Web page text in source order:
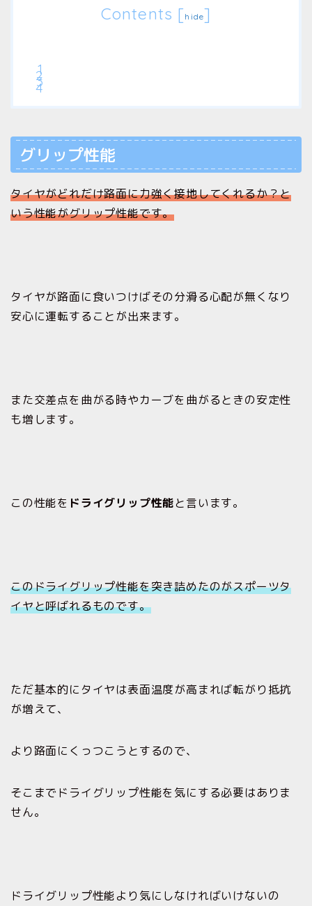
Contents [ hide]
グリップ性能
タイヤがどれだけ路面に力強く接地してくれるか？と
いう性能がグリップ性能です。
タイヤが路面に食いつけばその分滑る心配が無くなり
安心に運転することが出来ます。
また交差点を曲がる時やカーブを曲がるときの安定性
も増します。
この性能を ドライグリップ性能と言います。
このドライグリップ性能を突き詰めたのがスポーツタ
イヤと呼ばれるものです。
ただ基本的にタイヤは表面温度が高まれば転がり抵抗
が増えて、
より路面にくっつこうとするので、
そこまでドライグリップ性能を気にする必要はありま
せん。
ドライグリップ性能より気にしなければいけないの